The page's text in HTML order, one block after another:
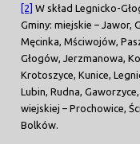
[2] W skład Legnicko-
Gminy: miejskie – Jawor,
Męcinka, Mściwojów,
Głogów, Jerzmanowa,
Krotoszyce, Kunice,
Lubin, Rudna,
wiejskiej – Prochowice,
Bolków.